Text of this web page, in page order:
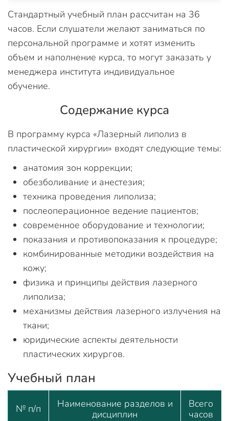
Стандартный учебный план рассчитан на 36
часов. Если слушатели желают заниматься по
персональной программе и хотят изменить
объем и наполнение курса, то могут заказать у
менеджера института индивидуальное
обучение.
Содержание курса
В программу курса «Лазерный липолиз в
пластической хирургии» входят следующие темы:
анатомия зон коррекции;
обезболивание и анестезия;
техника проведения липолиза;
послеоперационное ведение пациентов;
современное оборудование и технологии;
показания и противопоказания к процедуре;
комбинированные методики воздействия на
кожу;
физика и принципы действия лазерного
липолиза;
механизмы действия лазерного излучения на
ткани;
юридические аспекты деятельности
пластических хирургов.
Учебный план
№ п/п
Наименование разделов и
дисциплин
Всего
часов